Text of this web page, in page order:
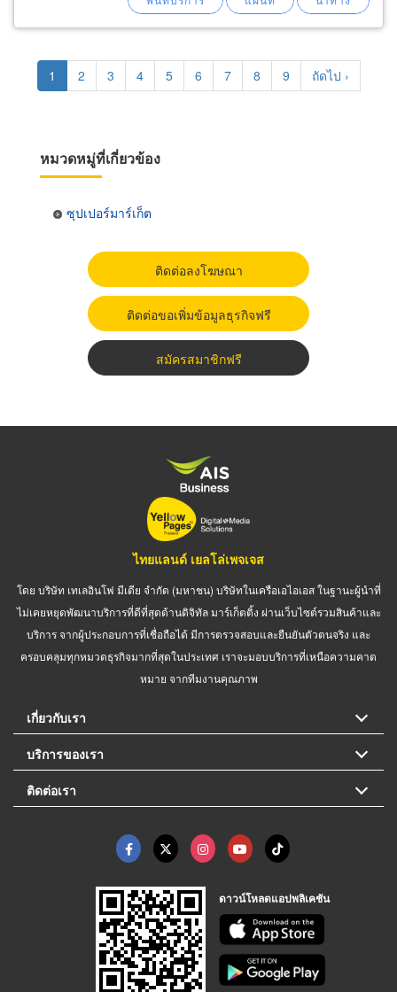
Pagination
Current
page
1 Page
2 Page
3 Page
4 Page
5 Page
6 Page
7 Page
8 Page
9
Next
page
ถัดไป ›
หมวดหมู่ที่เกี่ยวข้อง
ซุปเปอร์มาร์เก็ต
ติดต่อลงโฆษณา
ติดต่อขอเพิ่มข้อมูลธุรกิจฟรี
สมัครสมาชิกฟรี
ไทยแลนด์ เยลโล่เพจเจส
โดย บริษัท เทเลอินโฟ มีเดีย จำกัด (มหาชน) บริษัทในเครือเอไอเอส ในฐานะผู้นำที่
ไม่เคยหยุดพัฒนาบริการที่ดีที่สุดด้านดิจิทัล มาร์เก็ตติ้ง ผ่านเว็บไซต์รวมสินค้าและ
บริการ จากผู้ประกอบการที่เชื่อถือได้ มีการตรวจสอบและยืนยันตัวตนจริง และ
ครอบคลุมทุกหมวดธุรกิจมากที่สุดในประเทศ เราจะมอบบริการที่เหนือความคาด
หมาย จากทีมงานคุณภาพ
เกี่ยวกับเรา
บริการของเรา
ติดต่อเรา
ดาวน์โหลดแอปพลิเคชัน